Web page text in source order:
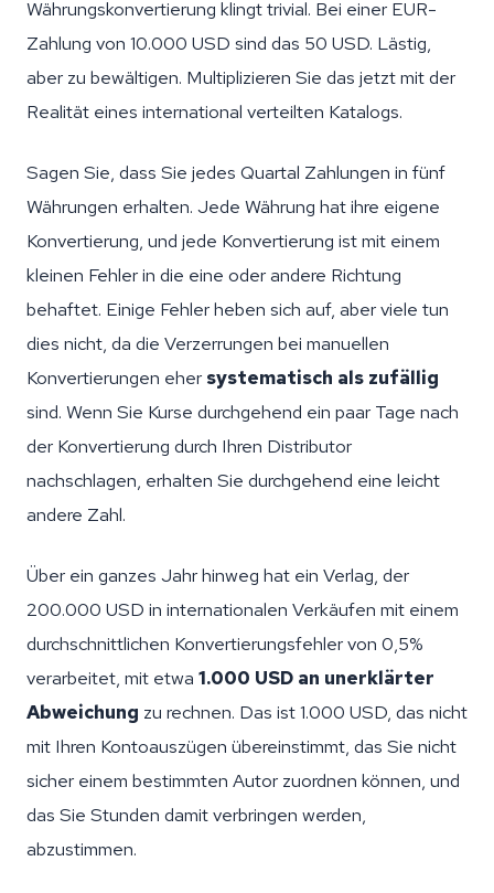
Währungskonvertierung klingt trivial. Bei einer EUR-
Zahlung von 10.000 USD sind das 50 USD. Lästig,
aber zu bewältigen. Multiplizieren Sie das jetzt mit der
Realität eines international verteilten Katalogs.
Sagen Sie, dass Sie jedes Quartal Zahlungen in fünf
Währungen erhalten. Jede Währung hat ihre eigene
Konvertierung, und jede Konvertierung ist mit einem
kleinen Fehler in die eine oder andere Richtung
behaftet. Einige Fehler heben sich auf, aber viele tun
dies nicht, da die Verzerrungen bei manuellen
Konvertierungen eher systematisch als zufällig
sind. Wenn Sie Kurse durchgehend ein paar Tage nach
der Konvertierung durch Ihren Distributor
nachschlagen, erhalten Sie durchgehend eine leicht
andere Zahl.
Über ein ganzes Jahr hinweg hat ein Verlag, der
200.000 USD in internationalen Verkäufen mit einem
durchschnittlichen Konvertierungsfehler von 0,5%
verarbeitet, mit etwa 1.000 USD an unerklärter
Abweichung zu rechnen. Das ist 1.000 USD, das nicht
mit Ihren Kontoauszügen übereinstimmt, das Sie nicht
sicher einem bestimmten Autor zuordnen können, und
das Sie Stunden damit verbringen werden,
abzustimmen.